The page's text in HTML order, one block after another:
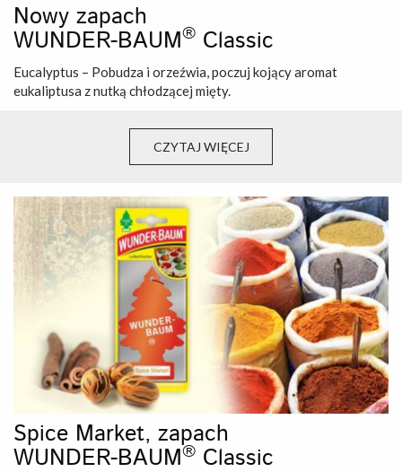
Nowy zapach
WUNDER-BAUM® Classic
Eucalyptus – Pobudza i orzeźwia, poczuj kojący aromat
eukaliptusa z nutką chłodzącej mięty.
CZYTAJ WIĘCEJ
Spice Market, zapach
WUNDER-BAUM® Classic